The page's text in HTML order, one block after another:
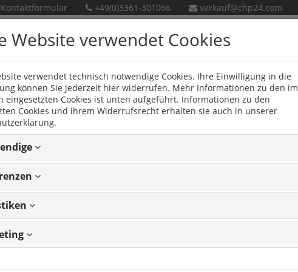
Kontaktformular +49(0)3361-301066 verkauf@chp24.com
Neue Produkte
Website verwendet Cookies
verwendet technisch notwendige Cookies. Ihre Einwilligung in die
können Sie jederzeit hier widerrufen. Mehr Informationen zu den im
eingesetzten Cookies ist unten aufgeführt. Informationen zu den
Cookies und ihrem Widerrufsrecht erhalten sie auch in unserer